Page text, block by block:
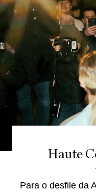
Haute
Para o desfile da